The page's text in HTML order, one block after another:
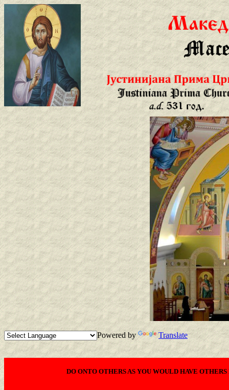
Powered by Translate
DO ONTO OTHERS AS YOU WOULD HAVE